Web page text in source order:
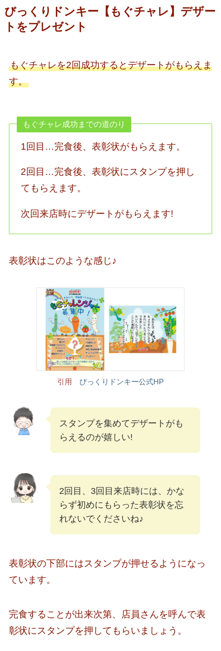
びっくりドンキー【もぐチャレ】デザー
トをプレゼント
もぐチャレを2回成功するとデザートがもらえま
す。
もぐチャレ成功までの道のり
1回目…完食後、表彰状がもらえます。
2回目…完食後、表彰状にスタンプを押し
てもらえます。
次回来店時にデザートがもらえます!
表彰状はこのような感じ♪
引用 びっくりドンキー公式HP
スタンプを集めてデザートがも
らえるのが嬉しい!
2回目、3回目来店時には、かな
らず初めにもらった表彰状を忘
れないでくださいね♪
表彰状の下部にはスタンプが押せるようになっ
ています。
完食することが出来次第、店員さんを呼んで表
彰状にスタンプを押してもらいましょう。